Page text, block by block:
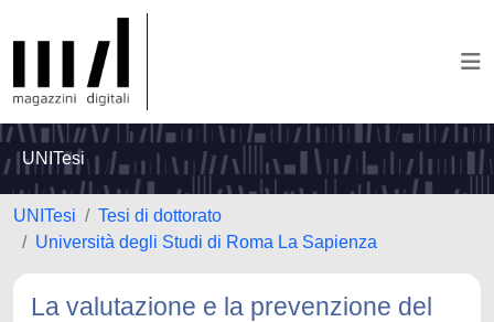
UNITesi
UNITesi
Tesi di dottorato
Università degli Studi di Roma La Sapienza
La valutazione e la prevenzione del